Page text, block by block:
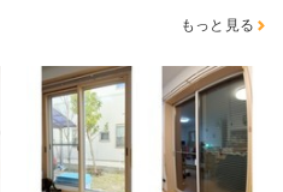
もっと見る